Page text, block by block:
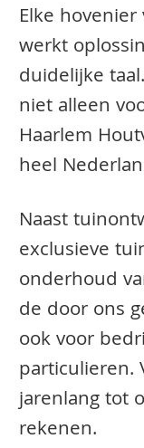
Elke
werkt
duidelijke
niet alleen
Haarlem
heel
Naast
exclusieve
onderhoud
de door ons
ook voor
particulieren.
jarenlang tot
rekenen.